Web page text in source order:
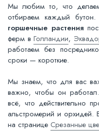
Мы любим то, что
отбираем каждый бутон.
горшечные растения
ферм в Голландии,
работаем без
сроки — короткие.
Мы знаем, что для вас
важно, чтобы он
всё, что действительно
альстромерий и орхидей.
на странице Срезанные